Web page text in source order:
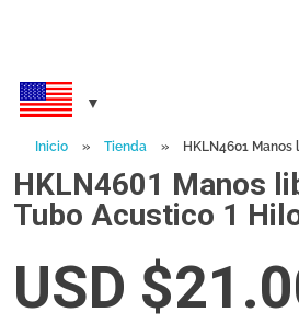
Inicio » Tienda » HKLN4601
HKLN4601 Manos
Tubo Acustico 1
USD $